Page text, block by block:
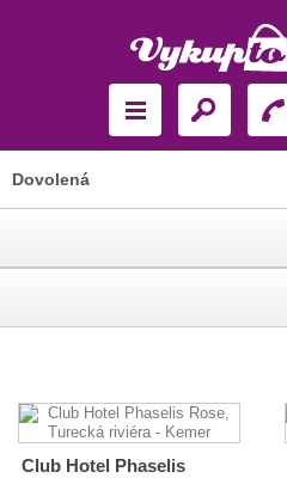
Dovolená
Club Hotel Phaselis